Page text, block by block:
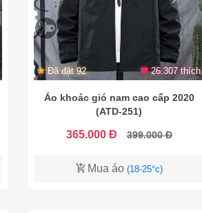
Đã đặt 92 26.307 thích
Áo khoác gió nam cao cấp 2020
(ATD-251)
365.000 Đ 399.000 Đ
Mua áo (18-25°c)